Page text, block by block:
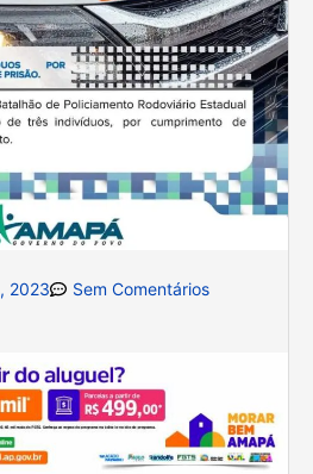
2023 Sem Comentários